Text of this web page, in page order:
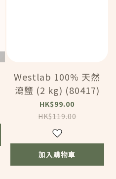
Westlab 100% 天然
瀉鹽 (2 kg) (80417)
HK$99.00
HK$119.00
加入購物車